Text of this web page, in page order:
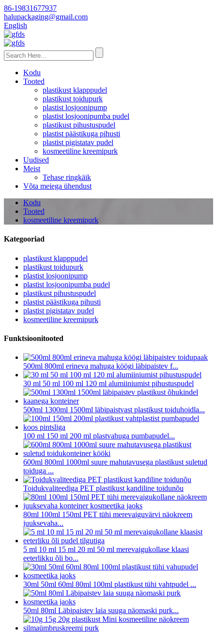
86-19831677937
halupackaging@gmail.com
English
Kodu
Tooted
plastikust klapppudel
plastikust toidupurk
plastist losjoonipump
plastist losjoonipumba pudel
plastikust pihustuspudel
plastist päästikuga pihusti
plastist pigistatav pudel
kosmeetiline kreemipurk
Uudised
Meist
Tehase ringkäik
Võta meiega ühendust
Kodu
Tooted
kosmeetiline kreemipurk
Kategooriad
plastikust klapppudel
plastikust toidupurk
plastist losjoonipump
plastist losjoonipumba pudel
plastikust pihustuspudel
plastist päästikuga pihusti
plastist pigistatav pudel
kosmeetiline kreemipurk
Funktsioonitooted
500ml 800ml erineva mahuga köögi läbipaistev f...
30 ml 50 ml 100 ml 120 ml alumiiniumist pihustuspudel
500ml 1300ml 1500ml läbipaistvast plastikust toiduhoidla...
100 ml 150 ml 200 ml plastvahuga pumbapudel...
600ml 800ml 1000ml suure mahutavusega plastikust suletud
toiduga ...
Toidukvaliteediga PET plastikust kandiline toidunõu
80ml 100ml 150ml PET tühi merevaiguvärvi näokreem
juuksevaha...
5 ml 10 ml 15 ml 20 ml 50 ml merevaigukollase klaasi
eeterlikku õli bo...
30ml 50ml 60ml 80ml 100ml plastikust tühi vahtpudel ...
50ml 80ml Läbipaistev laia suuga näomaski purk...